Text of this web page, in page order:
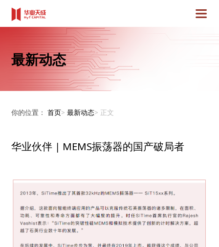
最新动态
你的位置： 首页> 最新动态> 正文
华业伙伴 | MEMS振荡器的国产破局者